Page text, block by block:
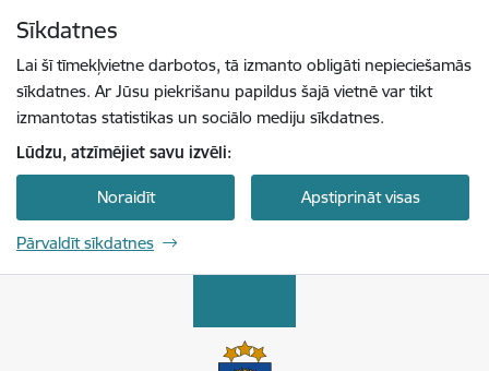
Sīkdatnes
Lai šī tīmekļvietne darbotos, tā izmanto obligāti nepieciešamās
sīkdatnes. Ar Jūsu piekrišanu papildus šajā vietnē var tikt
izmantotas statistikas un sociālo mediju sīkdatnes.
Lūdzu, atzīmējiet savu izvēli:
Noraidīt Apstiprināt visas
Pārvaldīt sīkdatnes